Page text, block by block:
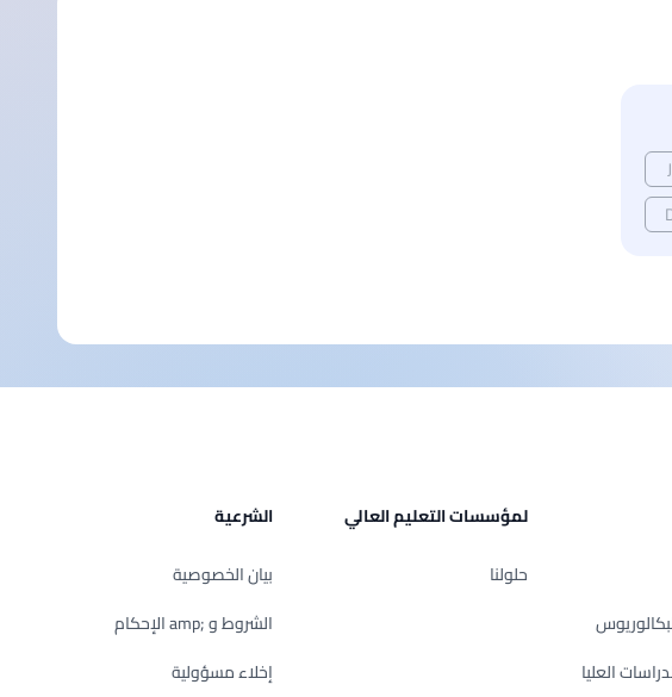
العليا
لمؤسسات التعليم العالي
حلولنا
الشرعية
بيان الخصوصية
الشروط و ;amp الإحكام
إخلاء مسؤولية